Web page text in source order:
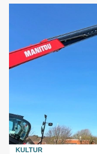
KULTUR